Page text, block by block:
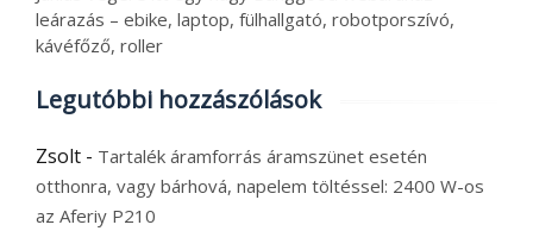
leárazás – ebike, laptop, fülhallgató, robotporszívó,
kávéfőző, roller
Legutóbbi hozzászólások
Zsolt - Tartalék áramforrás áramszünet esetén
otthonra, vagy bárhová, napelem töltéssel: 2400 W-os
az Aferiy P210